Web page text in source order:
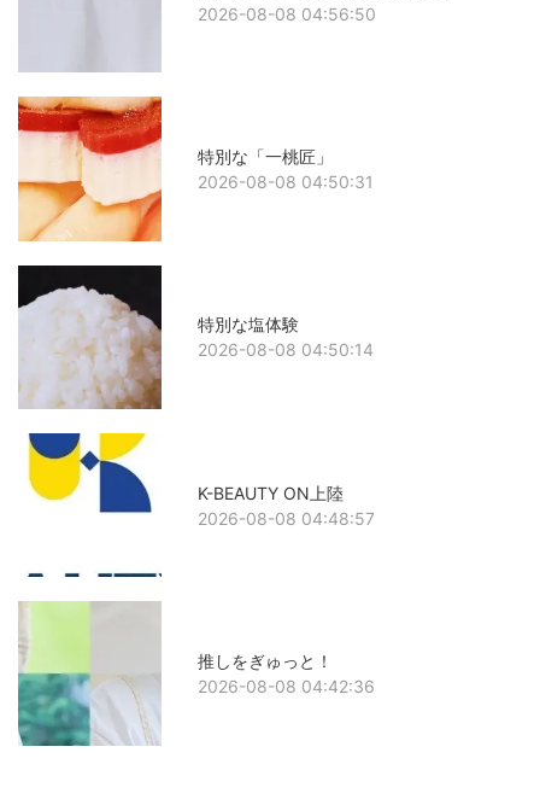
2026-08-08 04:56:50
特別な「一桃匠」
2026-08-08 04:50:31
特別な塩体験
2026-08-08 04:50:14
K-BEAUTY ON上陸
2026-08-08 04:48:57
推しをぎゅっと！
2026-08-08 04:42:36